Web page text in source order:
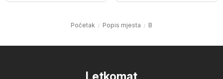
Početak Popis mjesta B